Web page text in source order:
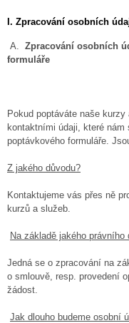
I. Zpracování osobních
A. Zpracování osobních
formuláře
Pokud poptáváte naše
kontaktními údaji, které
poptávkového formuláře.
Z jakého důvodu?
Kontaktujeme vás přes ně
kurzů a služeb.
Na základě jakého právního
Jedná se o zpracování na
o smlouvě, resp. provedení
žádost.
Jak dlouho budeme osobní